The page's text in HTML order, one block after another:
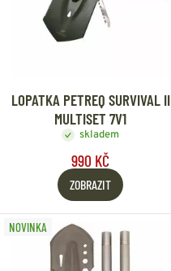
LOPATKA PETREQ SURVIVAL II
MULTISET 7V1
skladem
990 KČ
ZOBRAZIT
NOVINKA